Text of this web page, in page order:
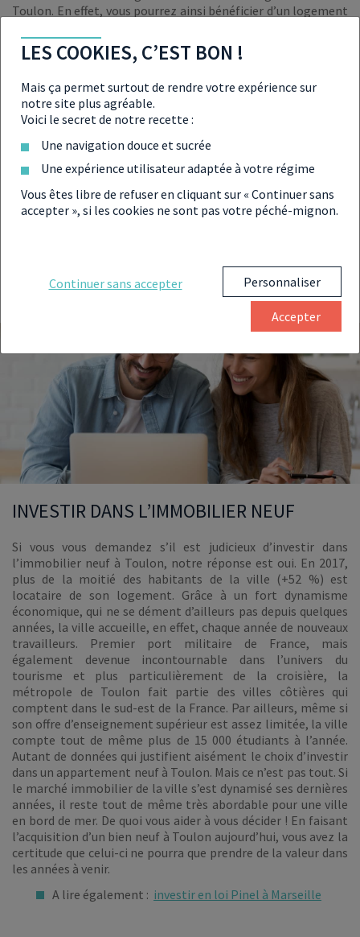
Toulon. En effet, vous pourrez ainsi bénéficier d’un logement
thermiques. Ce qui n’est pas rien lorsque l’on bénéficie d’un
temps si clément à l’année pour éviter les coups de chauds.
s’adapter aux nouveaux modes de vie de ses habitants. Ainsi,
en faisant le choix d’acheter un appartement neuf à Toulon,
vous profitez des prix d’un marché immobilier encore
abordable pour acquérir un logement moderne et pensé pour
s’adapter aux prochaines décennies.
à Aix-en-Provence
INVESTIR DANS L’IMMOBILIER NEUF
Si vous vous demandez s’il est judicieux d’investir dans
l’immobilier neuf à Toulon, notre réponse est oui. En 2017,
plus de la moitié des habitants de la ville (+52 %) est
locataire de son logement. Grâce à un fort dynamisme
économique, qui ne se dément d’ailleurs pas depuis quelques
années, la ville accueille, en effet, chaque année de nouveaux
travailleurs. Premier port militaire de France, mais
également devenue incontournable dans l’univers du
tourisme et plus particulièrement de la croisière, la
métropole de Toulon fait partie des villes côtières qui
comptent dans le sud-est de la France. Par ailleurs, même si
son offre d’enseignement supérieur est assez limitée, la ville
compte tout de même plus de 15 000 étudiants à l’année.
Autant de données qui justifient aisément le choix d’investir
dans un appartement neuf à Toulon. Mais ce n’est pas tout. Si
le marché immobilier de la ville s’est dynamisé ses dernières
années, il reste tout de même très abordable pour une ville
en bord de mer. De quoi vous aider à vous décider ! En faisant
l’acquisition d’un bien neuf à Toulon aujourd’hui, vous avez la
certitude que celui-ci ne pourra que prendre de la valeur dans
les années à venir.
A lire également : investir en loi Pinel à Marseille
LES COOKIES, C’EST BON !
Mais ça permet surtout de rendre votre expérience sur
notre site plus agréable.
Voici le secret de notre recette :
Une navigation douce et sucrée
Une expérience utilisateur adaptée à votre régime
Vous êtes libre de refuser en cliquant sur « Continuer sans
accepter », si les cookies ne sont pas votre péché-mignon.
Continuer sans accepter Personnaliser
Accepter